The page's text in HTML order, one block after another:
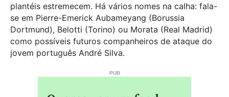
plantéis estremecem. Há vários nomes na calha: fala-
se em Pierre-Emerick Aubameyang (Borussia
Dortmund), Belotti (Torino) ou Morata (Real Madrid)
como possíveis futuros companheiros de ataque do
jovem português André Silva.